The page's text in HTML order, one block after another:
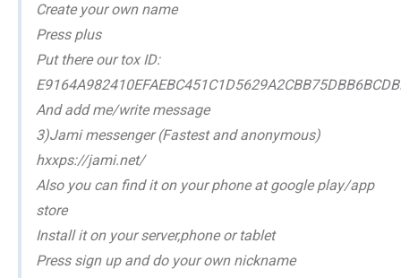
Create your own name
Press plus
Put there our tox ID:
And add me/write message
3)Jami messenger (Fastest and anonymous)
hxxps://jami.net/
Also you can find it on your phone at google play/app
store
Install it on your server,phone or tablet
Press sign up and do your own nickname